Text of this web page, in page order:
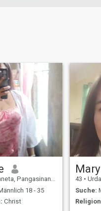
Pangasinan, Philippinen
18 - 35
Christ
Mary
43 •
Suche: